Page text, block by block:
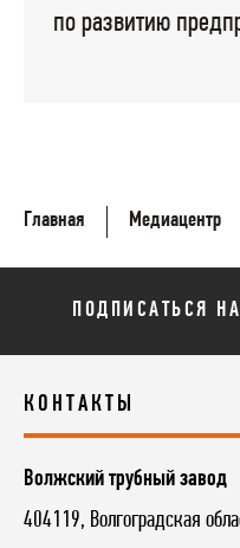
по развитию
Главная Медиацентр
ПОДПИСАТЬСЯ
КОНТАКТЫ
Волжский трубный завод
404119, Волгоградская